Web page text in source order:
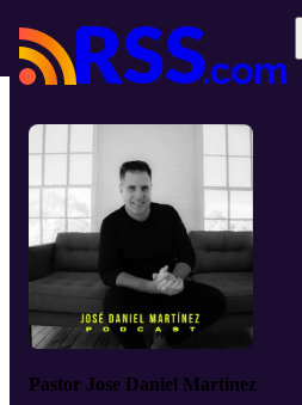
Pastor Jose Daniel Martinez